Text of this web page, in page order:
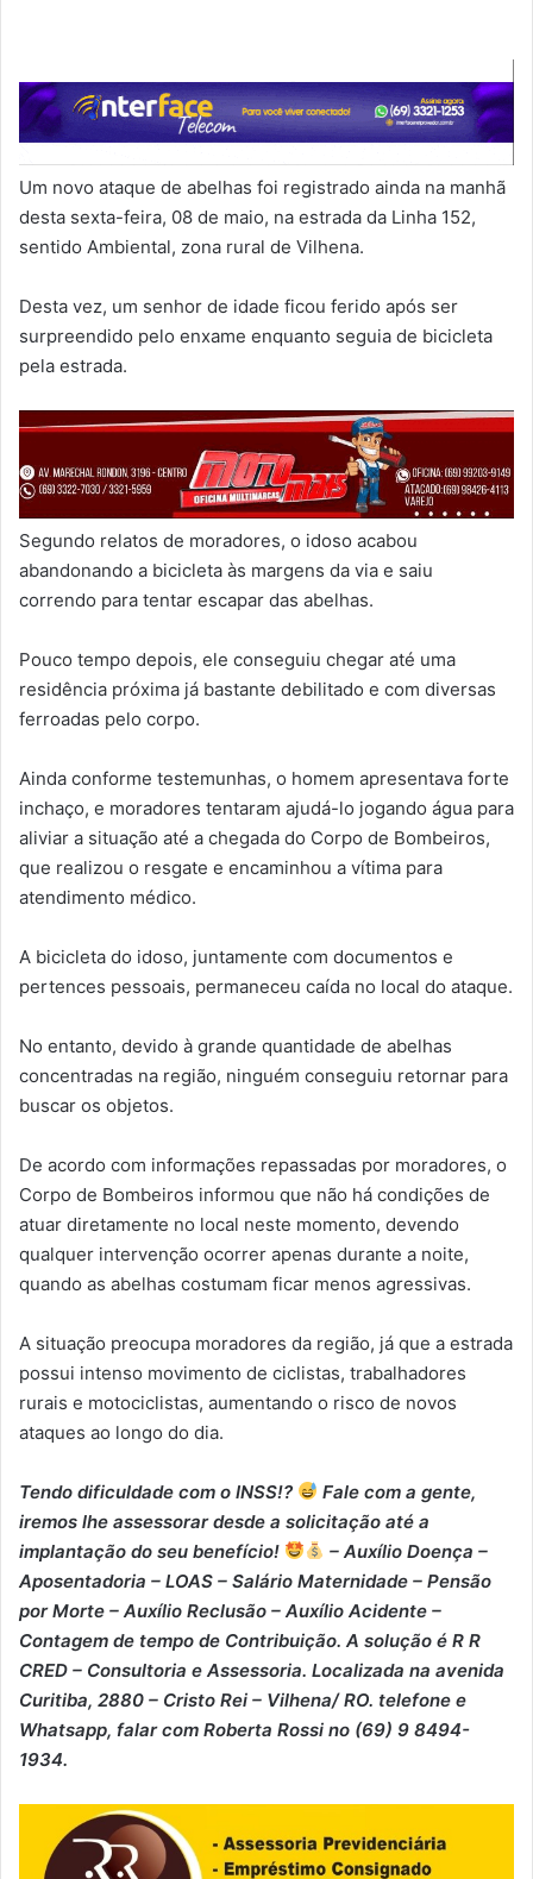
Um novo ataque de abelhas foi registrado ainda na manhã
desta sexta-feira, 08 de maio, na estrada da Linha 152,
sentido Ambiental, zona rural de Vilhena.
Desta vez, um senhor de idade ficou ferido após ser
surpreendido pelo enxame enquanto seguia de bicicleta
pela estrada.
Segundo relatos de moradores, o idoso acabou
abandonando a bicicleta às margens da via e saiu
correndo para tentar escapar das abelhas.
Pouco tempo depois, ele conseguiu chegar até uma
residência próxima já bastante debilitado e com diversas
ferroadas pelo corpo.
Ainda conforme testemunhas, o homem apresentava forte
inchaço, e moradores tentaram ajudá-lo jogando água para
aliviar a situação até a chegada do Corpo de Bombeiros,
que realizou o resgate e encaminhou a vítima para
atendimento médico.
A bicicleta do idoso, juntamente com documentos e
pertences pessoais, permaneceu caída no local do ataque.
No entanto, devido à grande quantidade de abelhas
concentradas na região, ninguém conseguiu retornar para
buscar os objetos.
De acordo com informações repassadas por moradores, o
Corpo de Bombeiros informou que não há condições de
atuar diretamente no local neste momento, devendo
qualquer intervenção ocorrer apenas durante a noite,
quando as abelhas costumam ficar menos agressivas.
A situação preocupa moradores da região, já que a estrada
possui intenso movimento de ciclistas, trabalhadores
rurais e motociclistas, aumentando o risco de novos
ataques ao longo do dia.
Tendo dificuldade com o INSS!?
Fale com a gente,
iremos lhe assessorar desde a solicitação até a
implantação do seu benefício!
– Auxílio Doença –
⁠Aposentadoria – ⁠LOAS – ⁠Salário Maternidade – ⁠Pensão
por Morte – ⁠Auxílio Reclusão – ⁠Auxílio Acidente –
⁠Contagem de tempo de Contribuição. A solução é R R
CRED – Consultoria e Assessoria. Localizada na avenida
Curitiba, 2880 – Cristo Rei – Vilhena/ RO. telefone e
Whatsapp, falar com Roberta Rossi no (69) 9 8494-
1934.